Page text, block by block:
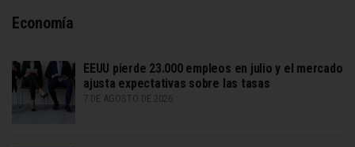
Economía
EEUU pierde 23.000 empleos en julio y el mercado
ajusta expectativas sobre las tasas
7 DE AGOSTO DE 2026